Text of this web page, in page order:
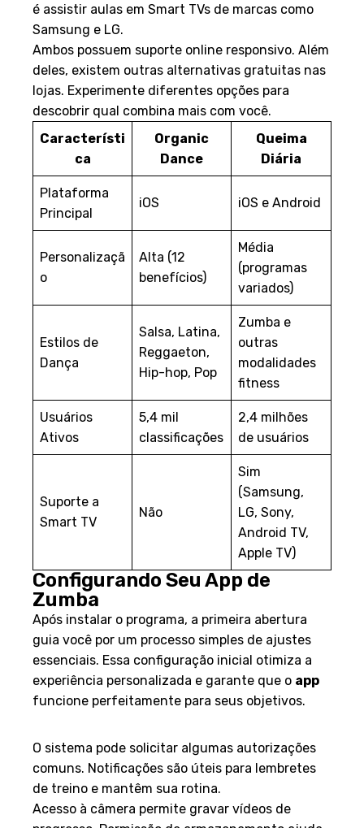
é assistir aulas em Smart TVs de marcas como
Samsung e LG.
Ambos possuem suporte online responsivo. Além
deles, existem outras alternativas gratuitas nas
lojas. Experimente diferentes opções para
descobrir qual combina mais com você.
Característi
ca
Organic
Dance
Queima
Diária
Plataforma
Principal
iOS iOS e Android
Personalizaçã
o
Alta (12
benefícios)
Média
(programas
variados)
Estilos de
Dança
Salsa, Latina,
Reggaeton,
Hip-hop, Pop
Zumba e
outras
modalidades
fitness
Usuários
Ativos
5,4 mil
classificações
2,4 milhões
de usuários
Suporte a
Smart TV
Não
Sim
(Samsung,
LG, Sony,
Android TV,
Apple TV)
Configurando Seu App de
Zumba
Após instalar o programa, a primeira abertura
guia você por um processo simples de ajustes
essenciais. Essa configuração inicial otimiza a
experiência personalizada e garante que o app
funcione perfeitamente para seus objetivos.
O sistema pode solicitar algumas autorizações
comuns. Notificações são úteis para lembretes
de treino e mantêm sua rotina.
Acesso à câmera permite gravar vídeos de